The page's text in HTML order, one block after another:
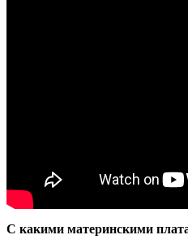
С какими материнскими